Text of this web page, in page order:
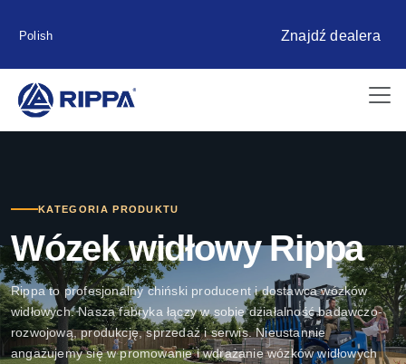
Polish Znajdź dealera
KATEGORIA PRODUKTU
Wózek widłowy Rippa
Rippa to profesjonalny chiński producent i dostawca wózków
widłowych. Nasza fabryka łączy w sobie działalność badawczo-
rozwojową, produkcję, sprzedaż i serwis. Nieustannie
angażujemy się w promowanie i wdrażanie wózków widłowych